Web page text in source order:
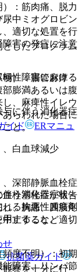
：筋肉痛、脱力
中ミオグロビン
適切な処置を行
障害の発症に注意
）：腸管麻痺
膨満あるいは腹
、麻痺性イレウ
あらわれた場合に
こと。
白血球減少
深部静脈血栓症
血栓塞栓症が報告
、胸痛、四肢疼
止するなど適切
度不明）：初期
障害、リンパ節
性障害における
に伴う消化器症
伴う消化器症状＜
る抗悪性腫瘍剤
用すること。
察を十分に行
したプログラム
イド
ERマニュ
せ
抗菌薬ガイド